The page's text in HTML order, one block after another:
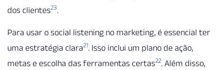
dos clientes23.
Para usar o social listening no marketing, é essencial ter
uma estratégia clara21. Isso inclui um plano de ação,
metas e escolha das ferramentas certas22. Além disso,